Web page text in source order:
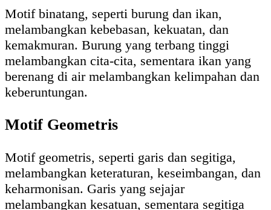
Motif binatang, seperti burung dan ikan,
melambangkan kebebasan, kekuatan, dan
kemakmuran. Burung yang terbang tinggi
melambangkan cita-cita, sementara ikan yang
berenang di air melambangkan kelimpahan dan
keberuntungan.
Motif Geometris
Motif geometris, seperti garis dan segitiga,
melambangkan keteraturan, keseimbangan, dan
keharmonisan. Garis yang sejajar
melambangkan kesatuan, sementara segitiga